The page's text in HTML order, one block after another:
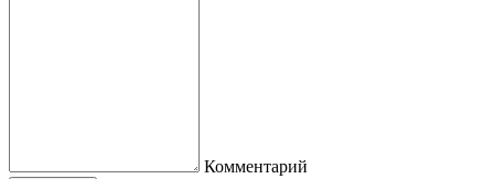
Комментарий